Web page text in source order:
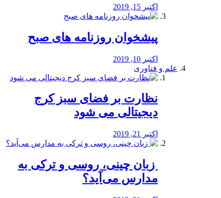
اکتبر 15, 2019
پیشخوان روزنامه های صبح
اکتبر 10, 2019
علم و فناوری
نظارت بر فضای سبز کرج
دیجیتالی می شود
اکتبر 21, 2019
️ زبان چینی، روسی و ترکی به
مدارس می‌آید؟